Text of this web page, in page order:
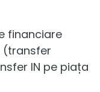
financiare
(transfer
IN pe piața